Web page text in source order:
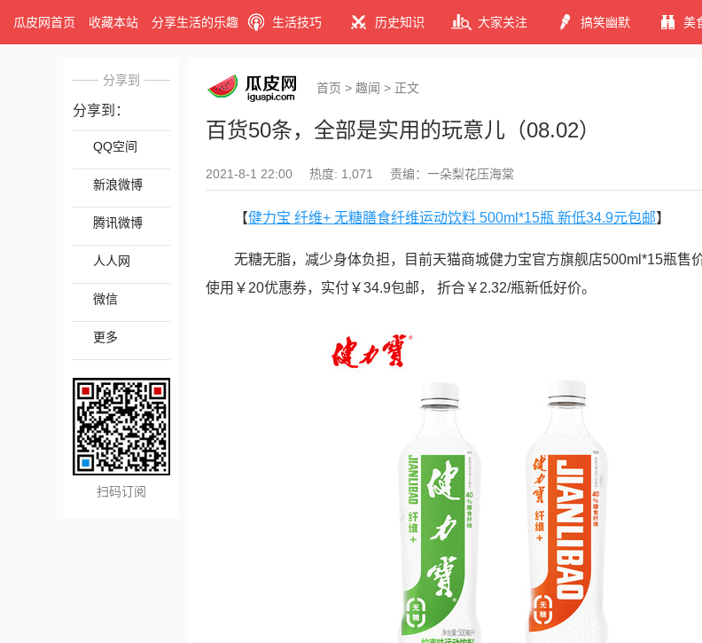
瓜皮网首页 收藏本站 分享生活的乐趣 生活技巧 历史知识 大家关注 搞笑幽默 美
分享到
分享到：
QQ空间
新浪微博
腾讯微博
人人网
微信
更多
扫码订阅
首页 > 趣闻 > 正文
百货50条，全部是实用的玩意儿（08.02）
2021-8-1 22:00 热度: 1,071 责编：一朵梨花压海棠
【健力宝 纤维+ 无糖膳食纤维运动饮料 500ml*15瓶 新低34.9元包邮】
无糖无脂，减少身体负担，目前天猫商城健力宝官方旗舰店500ml*15瓶售
使用￥20优惠券，实付￥34.9包邮， 折合￥2.32/瓶新低好价。